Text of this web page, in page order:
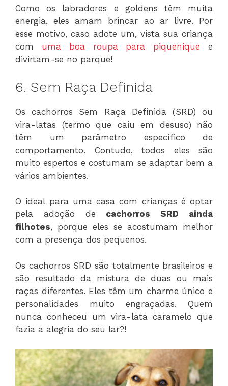
Como os labradores e goldens têm muita
energia, eles amam brincar ao ar livre. Por
esse motivo, caso adote um, vista sua criança
com uma boa roupa para piquenique e
divirtam-se no parque!
6. Sem Raça Definida
Os cachorros Sem Raça Definida (SRD) ou
vira-latas (termo que caiu em desuso) não
têm um parâmetro específico de
comportamento. Contudo, todos eles são
muito espertos e costumam se adaptar bem a
vários ambientes.
O ideal para uma casa com crianças é optar
pela adoção de cachorros SRD ainda
filhotes, porque eles se acostumam melhor
com a presença dos pequenos.
Os cachorros SRD são totalmente brasileiros e
são resultado da mistura de duas ou mais
raças diferentes. Eles têm um charme único e
personalidades muito engraçadas. Quem
nunca conheceu um vira-lata caramelo que
fazia a alegria do seu lar?!